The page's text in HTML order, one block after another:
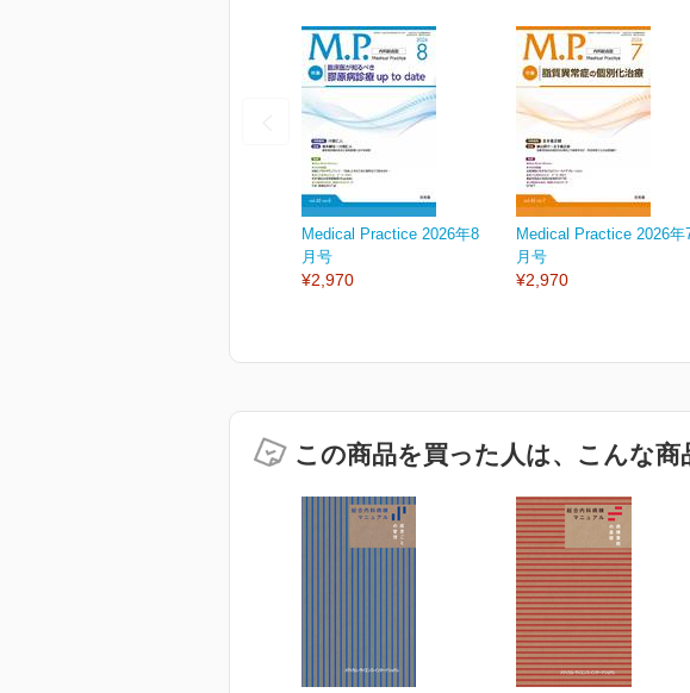
Medical Practice 2026年8
月号
¥2,970
Medical Practice 2026年
月号
¥2,970
この商品を買った人は、こんな商